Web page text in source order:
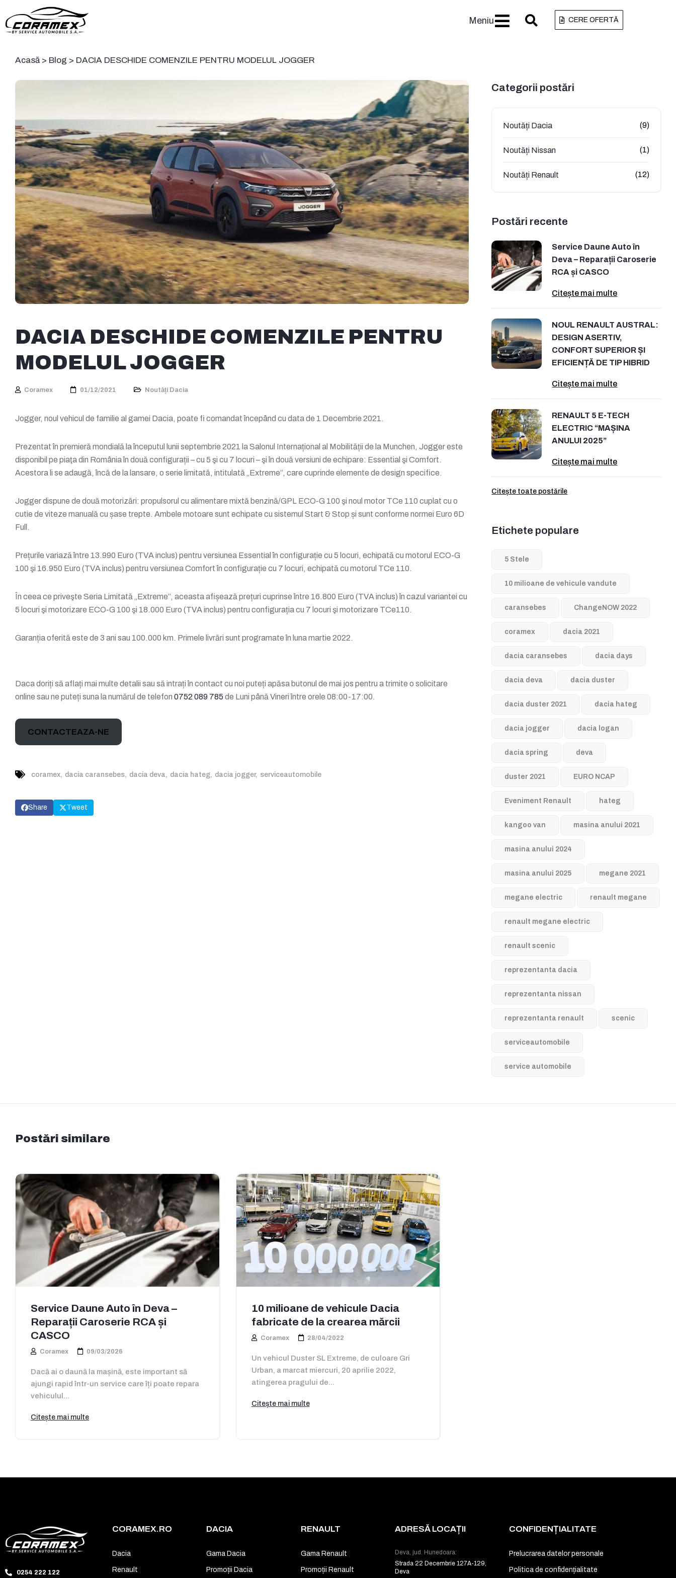
Meniu CERE OFERTĂ
Acasă> Blog > DACIA DESCHIDE COMENZILE PENTRU MODELUL JOGGER
DACIA DESCHIDE COMENZILE PENTRU
MODELUL JOGGER
Coramex 01/12/2021 Noutăți Dacia
Jogger, noul vehicul de familie al gamei Dacia, poate fi comandat începând cu data de 1 Decembrie 2021.
Prezentat în premieră mondială la începutul lunii septembrie 2021 la Salonul Internațional al Mobilității de la Munchen, Jogger este
disponibil pe piaţa din România în două configurații – cu 5 şi cu 7 locuri – şi în două versiuni de echipare: Essential şi Comfort.
Acestora li se adaugă, încă de la lansare, o serie limitată, intitulată „Extreme”, care cuprinde elemente de design specifice.
Jogger dispune de două motorizări: propulsorul cu alimentare mixtă benzină/GPL ECO-G 100 şi noul motor TCe 110 cuplat cu o
cutie de viteze manuală cu șase trepte. Ambele motoare sunt echipate cu sistemul Start & Stop și sunt conforme normei Euro 6D
Full.
Prețurile variază între 13.990 Euro (TVA inclus) pentru versiunea Essential în configurație cu 5 locuri, echipată cu motorul ECO-G
100 şi 16.950 Euro (TVA inclus) pentru versiunea Comfort în configurație cu 7 locuri, echipată cu motorul TCe 110.
În ceea ce priveşte Seria Limitată „Extreme”, aceasta afișează prețuri cuprinse între 16.800 Euro (TVA inclus) în cazul variantei cu
5 locuri şi motorizare ECO-G 100 şi 18.000 Euro (TVA inclus) pentru configurația cu 7 locuri şi motorizare TCe110.
Garanția oferită este de 3 ani sau 100.000 km. Primele livrări sunt programate în luna martie 2022.
Daca doriți să aflați mai multe detalii sau să intrați în contact cu noi puteți apăsa butonul de mai jos pentru a trimite o solicitare
online sau ne puteți suna la numărul de telefon 0752 089 785 de Luni până Vineri între orele 08:00-17:00.
CONTACTEAZA-NE
coramex dacia caransebes dacia deva dacia hateg dacia jogger serviceautomobile
Share Tweet
Categorii postări
Noutăți Dacia (9)
Noutăți Nissan (1)
Noutăți Renault (12)
Postări recente
Service Daune Auto în
Deva – Reparații Caroserie
RCA și CASCO
Citește mai multe
NOUL RENAULT AUSTRAL:
DESIGN ASERTIV,
CONFORT SUPERIOR ȘI
EFICIENȚĂ DE TIP HIBRID
Citește mai multe
RENAULT 5 E-TECH
ELECTRIC “MAȘINA
ANULUI 2025”
Citește mai multe
Citește toate postările
Etichete populare
5 Stele
10 milioane de vehicule vandute
caransebes ChangeNOW 2022
coramex dacia 2021
dacia caransebes dacia days
dacia deva dacia duster
dacia duster 2021 dacia hateg
dacia jogger dacia logan
dacia spring deva
duster 2021 EURO NCAP
Eveniment Renault hateg
kangoo van masina anului 2021
masina anului 2024
masina anului 2025 megane 2021
megane electric renault megane
renault megane electric
renault scenic
reprezentanta dacia
reprezentanta nissan
reprezentanta renault scenic
serviceautomobile
service automobile
Postări similare
Service Daune Auto în Deva –
Reparații Caroserie RCA și
CASCO
Coramex 09/03/2026
Dacă ai o daună la mașină, este important să
ajungi rapid într-un service care îți poate repara
vehiculul...
Citește mai multe
10 milioane de vehicule Dacia
fabricate de la crearea mărcii
Coramex 28/04/2022
Un vehicul Duster SL Extreme, de culoare Gri
Urban, a marcat miercuri, 20 aprilie 2022,
atingerea pragului de...
Citește mai multe
0254 222 122
CORAMEX.RO
Dacia
Renault
DACIA
Gama Dacia
Promoții Dacia
RENAULT
Gama Renault
Promoții Renault
ADRESĂ LOCAȚII
Deva, jud. Hunedoara:
Strada 22 Decembrie 127A-129,
Deva
CONFIDENȚIALITATE
Prelucrarea datelor personale
Politica de confidențialitate